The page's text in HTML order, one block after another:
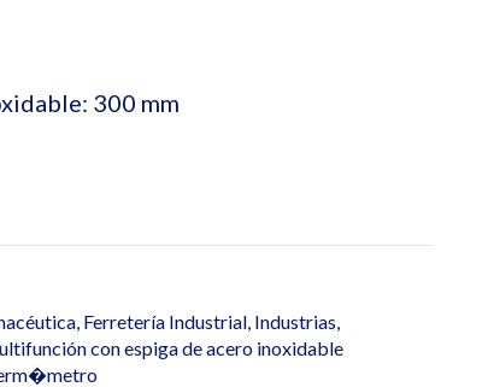
300 mm
, Ferretería Industrial, Industrias,
con espiga de acero inoxidable